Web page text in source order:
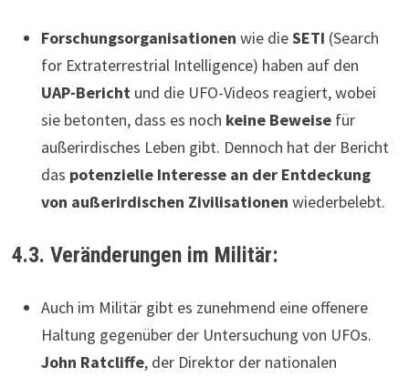
Forschungsorganisationen wie dieSETI (Search
for Extraterrestrial Intelligence) haben auf den
UAP-Bericht und die UFO-Videos reagiert, wobei
sie betonten, dass es noch keine Beweise für
außerirdisches Leben gibt. Dennoch hat der Bericht
das potenzielle Interesse an der Entdeckung
von außerirdischen Zivilisationen wiederbelebt.
4.3. Veränderungen im Militär:
Auch im Militär gibt es zunehmend eine offenere
Haltung gegenüber der Untersuchung von UFOs.
John Ratcliffe, der Direktor der nationalen